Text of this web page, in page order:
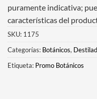
puramente indicativa;
características del
SKU: 1175
Categorías: Botánicos,
Etiqueta: Promo Botánicos